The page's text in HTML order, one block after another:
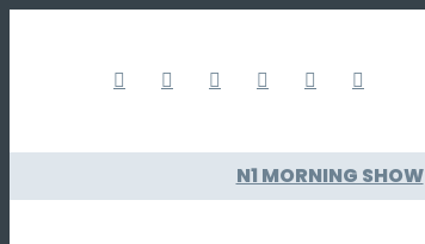
N1 MORNING SHOW